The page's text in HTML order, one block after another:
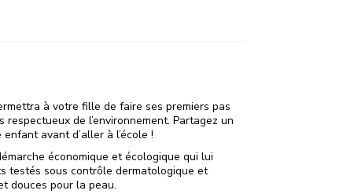
à votre fille de faire ses premiers pas
de l’environnement. Partagez un
avant d’aller à l’école !
économique et écologique qui lui
testés sous contrôle dermatologique et
douces pour la peau.